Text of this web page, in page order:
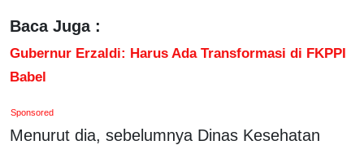
Baca Juga :
Gubernur Erzaldi: Harus Ada Transformasi di FKPPI
Babel
Sponsored
Menurut dia, sebelumnya Dinas Kesehatan